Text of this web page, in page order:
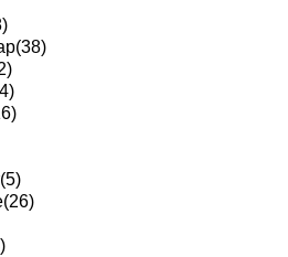
(38)
(5)
(26)